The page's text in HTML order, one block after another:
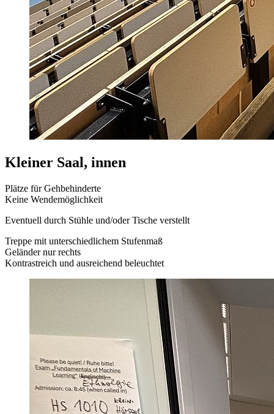
Kleiner Saal, innen
Plätze für Gehbehinderte
Keine Wendemöglichkeit
Eventuell durch Stühle und/oder Tische verstellt
Treppe mit unterschiedlichem Stufenmaß
Geländer nur rechts
Kontrastreich und ausreichend beleuchtet